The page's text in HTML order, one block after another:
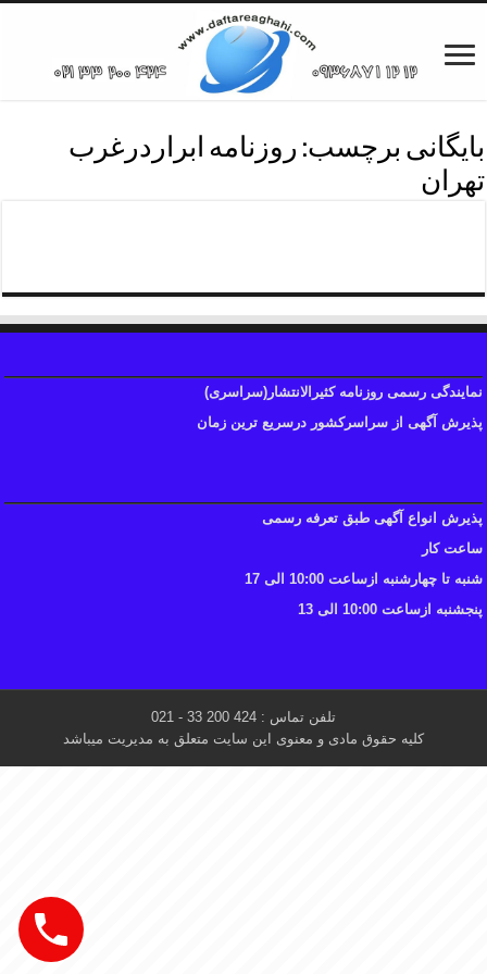
بایگانی برچسب: روزنامه ابراردرغرب
تهران
نمایندگی رسمی روزنامه کثیرالانتشار(سراسری)
پذیرش آگهی از سراسرکشور درسریع ترین زمان
پذیرش انواع آگهی طبق تعرفه رسمی
ساعت کار
شنبه تا چهارشنبه ازساعت 10:00 الی 17
پنجشنبه ازساعت 10:00 الی 13
تلفن تماس : 424 200 33 - 021
کلیه حقوق مادی و معنوی این سایت متعلق به مدیریت میباشد